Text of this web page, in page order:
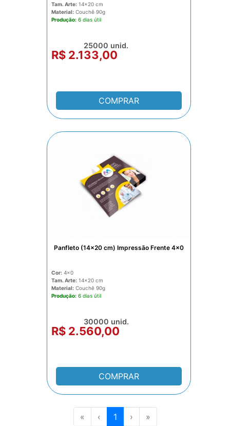
Tam. Arte: 14x20
Material: Couchê 90g
Produção: 6 dias
R$ 2.133,00
25000 unid.
COMPRAR
Panfleto (14x20 cm) Impressão Frente 4x0
Cor: 4x0
Tam. Arte: 14x20
Material: Couchê 90g
Produção: 6 dias
R$ 2.560,00
30000 unid.
COMPRAR
« ‹ 1 › »